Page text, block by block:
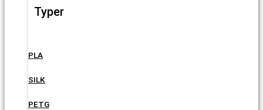
Typer
PLA
SILK
PETG